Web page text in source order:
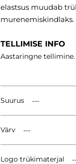
elastsus muudab
murenemiskindlaks.
TELLIMISE INFO
Aastaringne tellimine.
Suurus
Värv
Logo trükimaterjal